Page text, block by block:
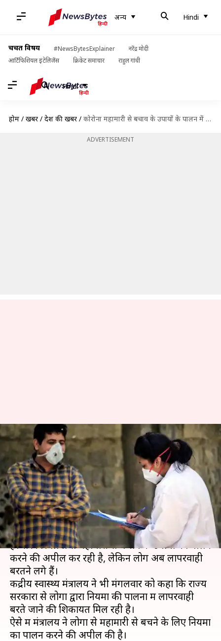
अन्य Hindi
चर्चित विषय #NewsBytesExplainer
नरेंद्र मोदी
आर्टिफिशियल इंटेलिजेंस
क्रिकेट समाचार राहुल गांधी
Hindi
होम / खबरें / देश की खबरें / कोरोना महामारी से बचाव के उपायों के पालन में लापरवाही बरत रहे लोग- स्वास्थ्य मंत्रालय
ADVERTISEMENT
कोरोना महामारी से बचाव के उपायों
के पालन में लापरवाही बरत रहे लोग-
स्वास्थ्य मंत्रालय
लेखन भारत शर्मा Sep 09, 2020 01:39 pm
क्या है खबर?
भारत में प्रतिदिन कोरोना वायरस के मामले बढ़ते जा रहे
हैं। सरकार लोगों से महामारी से बचाव के उपायों का पालन
करने की अपील कर रही है, लेकिन लोग अब लापरवाही
बरतने लगे हैं।
केंद्रीय स्वास्थ्य मंत्रालय ने भी मंगलवार को कहा कि राज्य
सरकारों से लोगों द्वारा नियमों की पालना में लापरवाही
बरते जाने की शिकायतें मिल रही है।
ऐसे में मंत्रालय ने लोगों से महामारी से बचने के लिए नियमों